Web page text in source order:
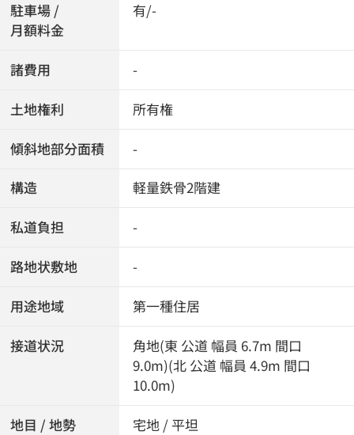
駐車場 /
月額料金
有/-
諸費用 -
土地権利 所有権
傾斜地部分面積 -
構造 軽量鉄骨2階建
私道負担 -
路地状敷地 -
用途地域 第一種住居
接道状況
角地(東 公道 幅員 6.7m 間口
9.0m)(北 公道 幅員 4.9m 間口
10.0m)
地目 / 地勢 宅地 / 平坦